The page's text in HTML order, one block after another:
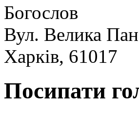
Вул. Велика
Харків, 61017
Посипати